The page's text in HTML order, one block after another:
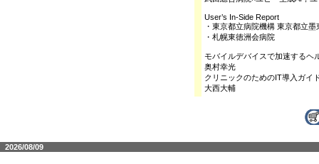
User’s In-Side Report
・東京都立病院機構 東京都立墨
・札幌東徳洲会病院
モバイルデバイスで加速するヘ
奥村幸光
クリニックのためのIT導入ガイ
大西大輔
2026/08/09